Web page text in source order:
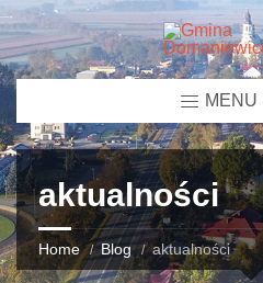
MENU
aktualności
Home Blog aktualności